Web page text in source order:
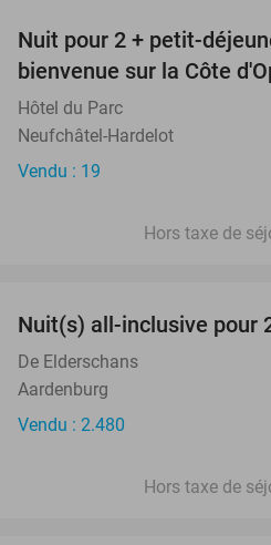
Nuit pour 2 + petit-
bienvenue sur la Côte
Hôtel du Parc
Neufchâtel-Hardelot
Vendu : 19
Hors taxe de
Nuit(s) all-inclusive pour
De Elderschans
Aardenburg
Vendu : 2.480
Hors taxe de